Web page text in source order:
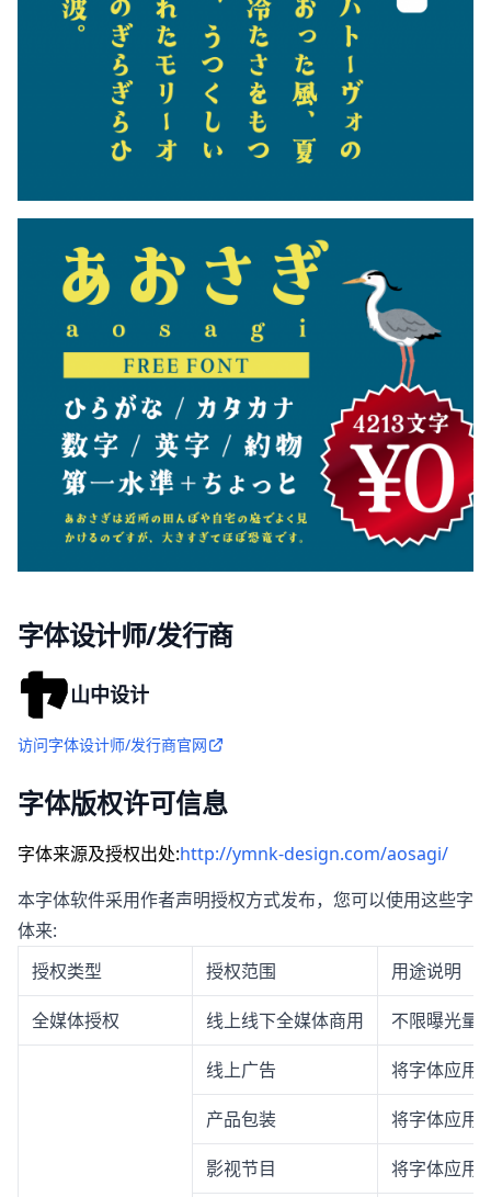
字体设计师/发行商
山中设计
访问字体设计师/发行商官网
字体版权许可信息
字体来源及授权出处:http://ymnk-design.com/aosagi/
本字体软件采用作者声明授权方式发布，您可以使用这些字
体来:
授权类型
授权范围 用途说明
全媒体授权 线上线下全媒体商用 不限曝光量
线上广告 将字体应用
产品包装 将字体应用
影视节目 将字体应用